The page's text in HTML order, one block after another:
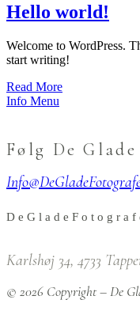
Hello world!
Welcome to WordPress.
start writing!
Read More
Info Menu
Følg De
D e G l a d e F o t o g r a f
Karlshøj 34, 4733
© 2026 Copyright – De